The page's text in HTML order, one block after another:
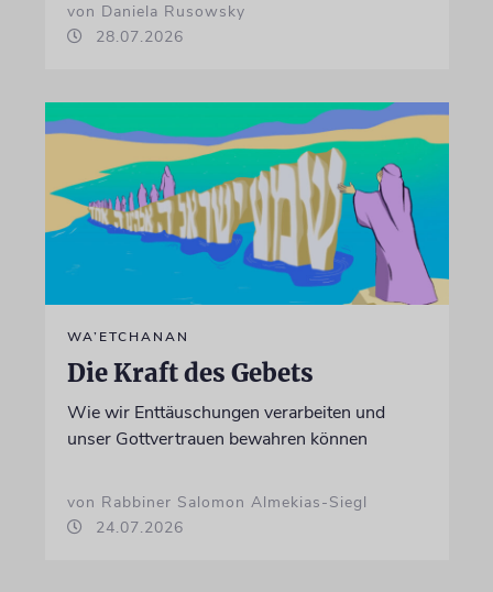
von Daniela Rusowsky
28.07.2026
WA’ETCHANAN
Die Kraft des Gebets
Wie wir Enttäuschungen verarbeiten und
unser Gottvertrauen bewahren können
von Rabbiner Salomon Almekias-Siegl
24.07.2026